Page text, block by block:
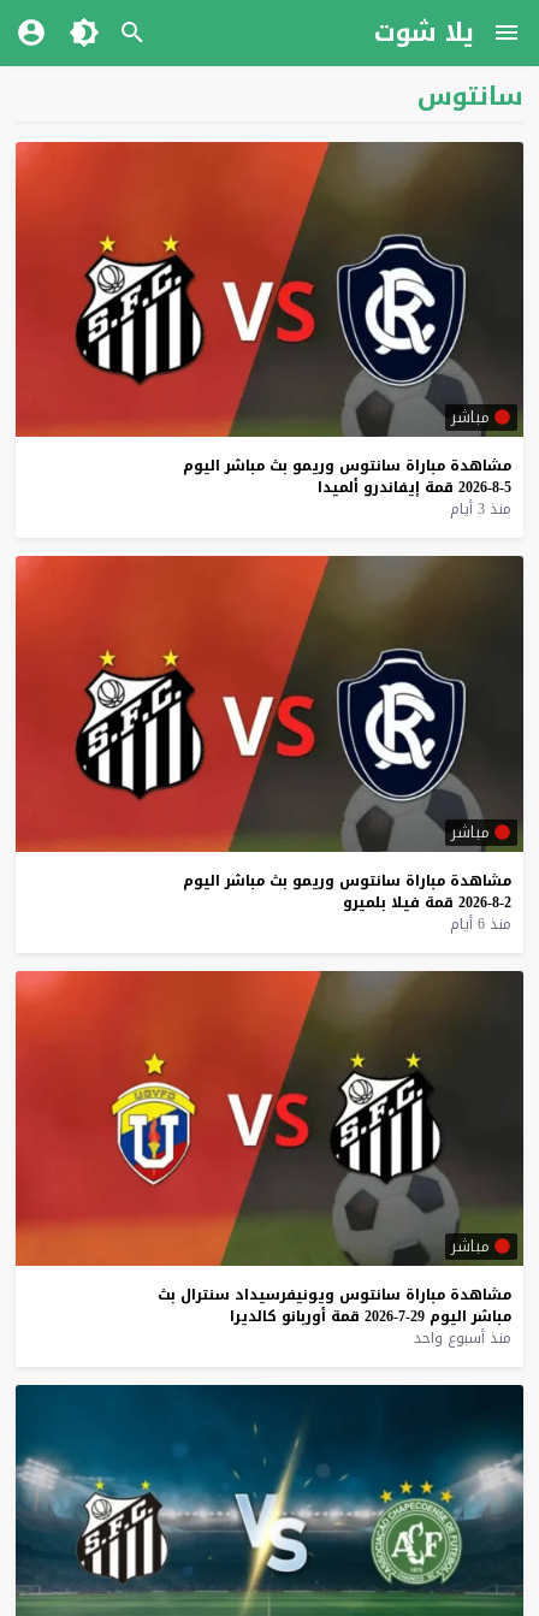
يلا شوت
سانتوس
مباشر
مشاهدة مباراة سانتوس وريمو بث مباشر اليوم
5-8-2026
قمة إيفاندرو ألميدا
منذ 3 أيام
مباشر
مشاهدة مباراة سانتوس وريمو بث مباشر اليوم
2-8-2026
قمة فيلا بلميرو
منذ 6 أيام
مباشر
مشاهدة مباراة سانتوس ويونيفرسيداد سنترال بث
مباشر اليوم 29-7-2026 قمة أوربانو كالديرا
منذ أسبوع واحد